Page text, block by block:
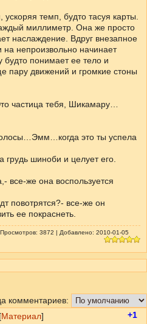
темп, будто тасуя карты.
миллиметр. Она же просто
наслаждение. Вдруг внезапное
на непроизвольно начинает
будто понимает ее тело и
пару движений и громкие стоны
частица тебя, Шикамару…
это ты успела
грудь шиноби и целует его.
все-же она воспользуется
повотрятся?- все-же он
ее покраснеть.
3872 | Добавлено: 2010-01-05
комментариев:
[Материал] +1